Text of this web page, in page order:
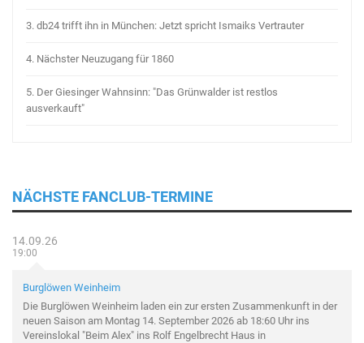
3. db24 trifft ihn in München: Jetzt spricht Ismaiks Vertrauter
4. Nächster Neuzugang für 1860
5. Der Giesinger Wahnsinn: "Das Grünwalder ist restlos
ausverkauft"
NÄCHSTE FANCLUB-TERMINE
14.09.26
19:00
Burglöwen Weinheim
Die Burglöwen Weinheim laden ein zur ersten Zusammenkunft in der
neuen Saison am Montag 14. September 2026 ab 18:60 Uhr ins
Vereinslokal "Beim Alex" ins Rolf Engelbrecht Haus in